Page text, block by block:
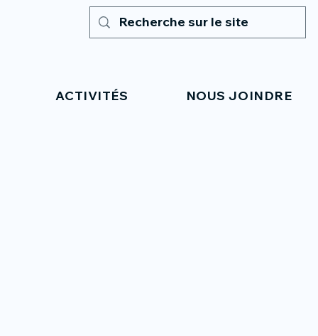
ACTIVITÉS NOUS JOINDRE